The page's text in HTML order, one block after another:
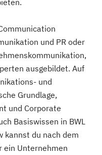
und PR oder
ausgebildet. Auf
und
Grundlage,
und Corporate
Basiswissen in BWL
kannst du nach dem
ein Unternehmen